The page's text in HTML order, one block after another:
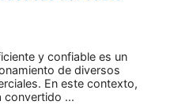
y confiable es un
de diversos
En este contexto,
convertido ...